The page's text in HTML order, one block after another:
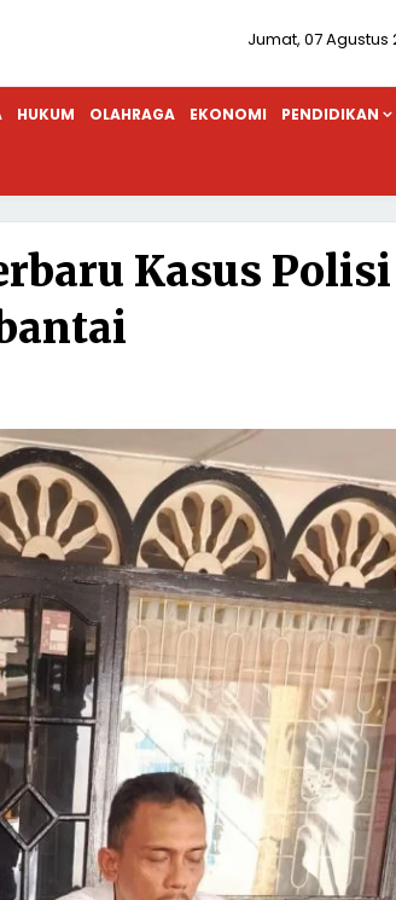
Jumat, 07 Agustus
HUKUM OLAHRAGA EKONOMI PENDIDIKAN
Kasus Polisi